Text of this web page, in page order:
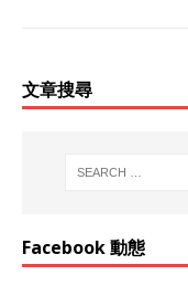
文章搜尋
Facebook 動態